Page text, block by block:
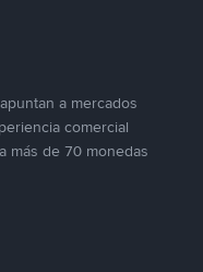
a mercados
comercial
más de 70 monedas